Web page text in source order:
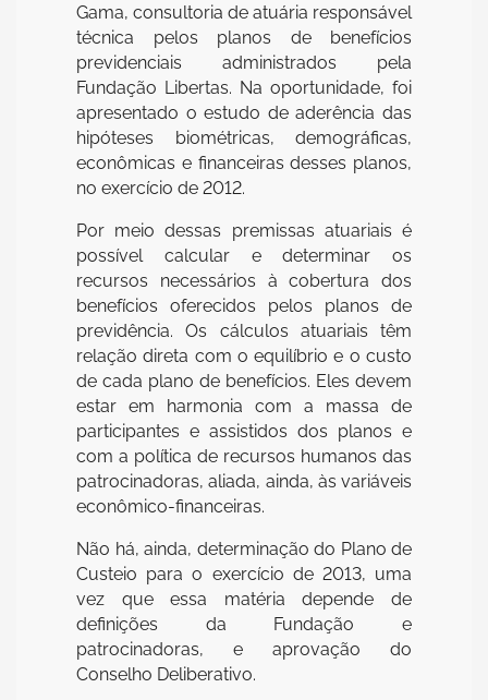
Gama, consultoria de atuária responsável
técnica pelos planos de benefícios
previdenciais administrados pela
Fundação Libertas. Na oportunidade, foi
apresentado o estudo de aderência das
hipóteses biométricas, demográficas,
econômicas e financeiras desses planos,
no exercício de 2012.
Por meio dessas premissas atuariais é
possível calcular e determinar os
recursos necessários à cobertura dos
benefícios oferecidos pelos planos de
previdência. Os cálculos atuariais têm
relação direta com o equilíbrio e o custo
de cada plano de benefícios. Eles devem
estar em harmonia com a massa de
participantes e assistidos dos planos e
com a política de recursos humanos das
patrocinadoras, aliada, ainda, às variáveis
econômico-financeiras.
Não há, ainda, determinação do Plano de
Custeio para o exercício de 2013, uma
vez que essa matéria depende de
definições da Fundação e
patrocinadoras, e aprovação do
Conselho Deliberativo.